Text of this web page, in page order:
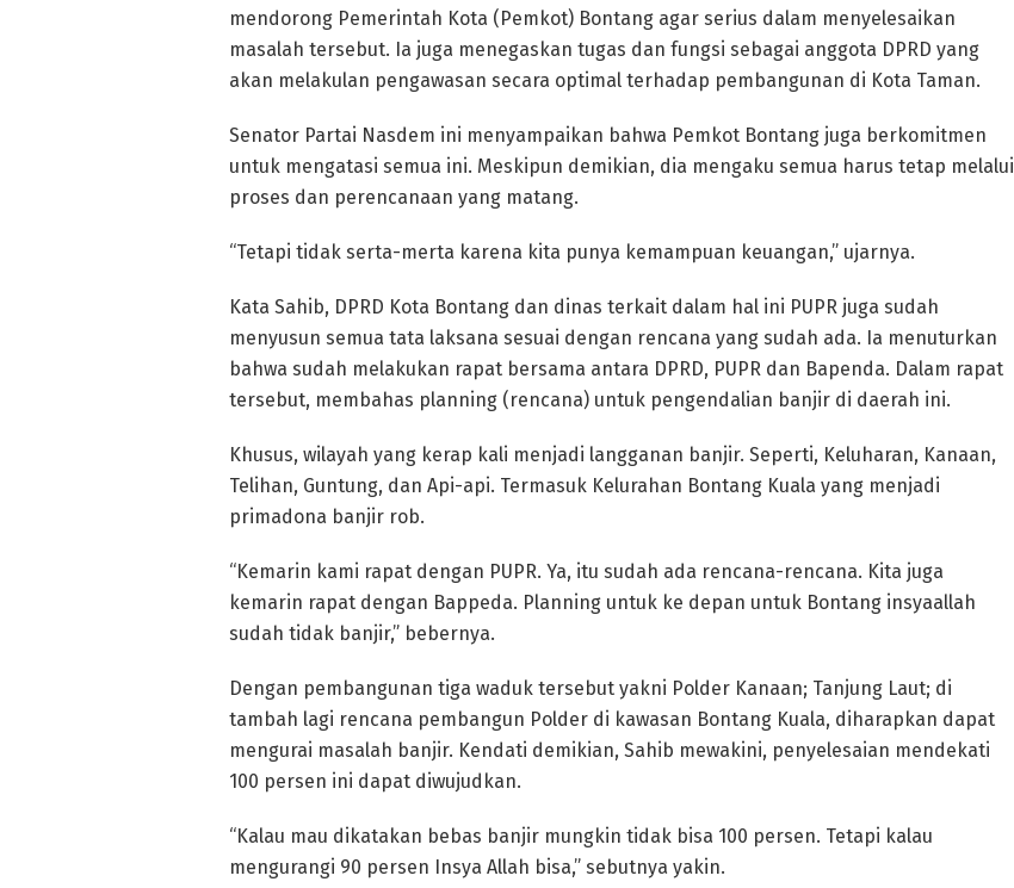
mendorong Pemerintah Kota (Pemkot) Bontang agar serius dalam menyelesaikan
masalah tersebut. Ia juga menegaskan tugas dan fungsi sebagai anggota DPRD yang
akan melakulan pengawasan secara optimal terhadap pembangunan di Kota Taman.
Senator Partai Nasdem ini menyampaikan bahwa Pemkot Bontang juga berkomitmen
untuk mengatasi semua ini. Meskipun demikian, dia mengaku semua harus tetap melalui
proses dan perencanaan yang matang.
“Tetapi tidak serta-merta karena kita punya kemampuan keuangan,” ujarnya.
Kata Sahib, DPRD Kota Bontang dan dinas terkait dalam hal ini PUPR juga sudah
menyusun semua tata laksana sesuai dengan rencana yang sudah ada. Ia menuturkan
bahwa sudah melakukan rapat bersama antara DPRD, PUPR dan Bapenda. Dalam rapat
tersebut, membahas planning (rencana) untuk pengendalian banjir di daerah ini.
Khusus, wilayah yang kerap kali menjadi langganan banjir. Seperti, Keluharan, Kanaan,
Telihan, Guntung, dan Api-api. Termasuk Kelurahan Bontang Kuala yang menjadi
primadona banjir rob.
“Kemarin kami rapat dengan PUPR. Ya, itu sudah ada rencana-rencana. Kita juga
kemarin rapat dengan Bappeda. Planning untuk ke depan untuk Bontang insyaallah
sudah tidak banjir,” bebernya.
Dengan pembangunan tiga waduk tersebut yakni Polder Kanaan; Tanjung Laut; di
tambah lagi rencana pembangun Polder di kawasan Bontang Kuala, diharapkan dapat
mengurai masalah banjir. Kendati demikian, Sahib mewakini, penyelesaian mendekati
100 persen ini dapat diwujudkan.
“Kalau mau dikatakan bebas banjir mungkin tidak bisa 100 persen. Tetapi kalau
mengurangi 90 persen Insya Allah bisa,” sebutnya yakin.